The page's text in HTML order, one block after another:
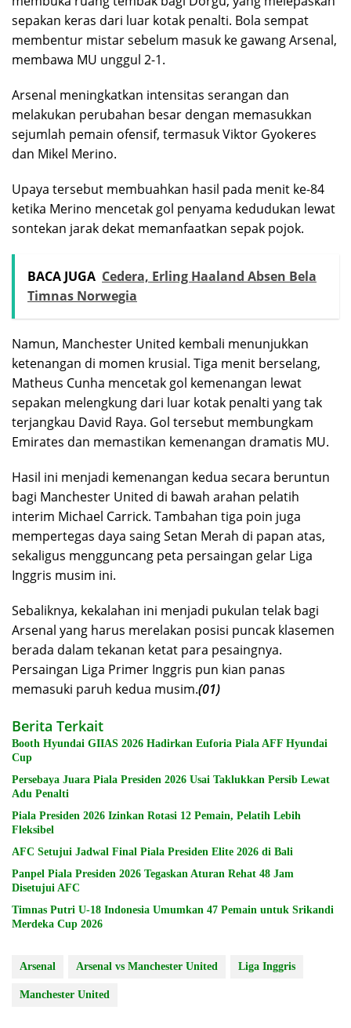
sepakan keras dari luar kotak penalti. Bola sempat
membentur mistar sebelum masuk ke gawang Arsenal,
membawa MU unggul 2-1.
Arsenal meningkatkan intensitas serangan dan
melakukan perubahan besar dengan memasukkan
sejumlah pemain ofensif, termasuk Viktor Gyokeres
dan Mikel Merino.
Upaya tersebut membuahkan hasil pada menit ke-84
ketika Merino mencetak gol penyama kedudukan lewat
sontekan jarak dekat memanfaatkan sepak pojok.
BACA JUGA Cedera, Erling Haaland Absen Bela
Timnas Norwegia
Namun, Manchester United kembali menunjukkan
ketenangan di momen krusial. Tiga menit berselang,
Matheus Cunha mencetak gol kemenangan lewat
sepakan melengkung dari luar kotak penalti yang tak
terjangkau David Raya. Gol tersebut membungkam
Emirates dan memastikan kemenangan dramatis MU.
Hasil ini menjadi kemenangan kedua secara beruntun
bagi Manchester United di bawah arahan pelatih
interim Michael Carrick. Tambahan tiga poin juga
mempertegas daya saing Setan Merah di papan atas,
sekaligus mengguncang peta persaingan gelar Liga
Inggris musim ini.
Sebaliknya, kekalahan ini menjadi pukulan telak bagi
Arsenal yang harus merelakan posisi puncak klasemen
berada dalam tekanan ketat para pesaingnya.
Persaingan Liga Primer Inggris pun kian panas
memasuki paruh kedua musim.(01)
Berita Terkait
Booth Hyundai GIIAS 2026 Hadirkan Euforia Piala AFF Hyundai
Cup
Persebaya Juara Piala Presiden 2026 Usai Taklukkan Persib Lewat
Adu Penalti
Piala Presiden 2026 Izinkan Rotasi 12 Pemain, Pelatih Lebih
Fleksibel
AFC Setujui Jadwal Final Piala Presiden Elite 2026 di Bali
Panpel Piala Presiden 2026 Tegaskan Aturan Rehat 48 Jam
Disetujui AFC
Timnas Putri U-18 Indonesia Umumkan 47 Pemain untuk Srikandi
Merdeka Cup 2026
Arsenal Arsenal vs Manchester United Liga Inggris
Manchester United